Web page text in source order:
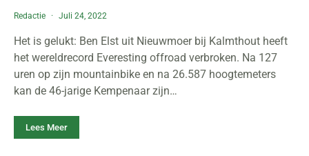
Redactie Juli 24, 2022
Het is gelukt: Ben Elst uit Nieuwmoer bij Kalmthout heeft
het wereldrecord Everesting offroad verbroken. Na 127
uren op zijn mountainbike en na 26.587 hoogtemeters
kan de 46-jarige Kempenaar zijn…
Lees Meer